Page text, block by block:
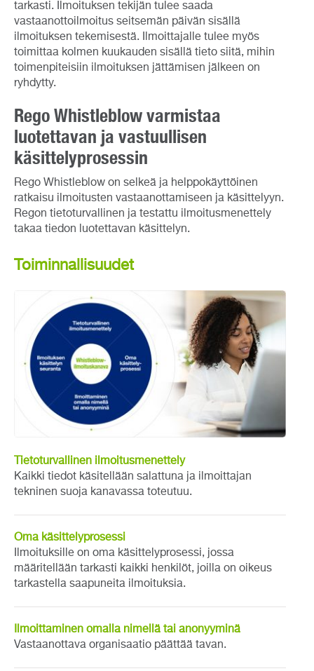
tarkasti. Ilmoituksen tekijän tulee saada
vastaanottoilmoitus seitsemän päivän sisällä
ilmoituksen tekemisestä. Ilmoittajalle tulee myös
toimittaa kolmen kuukauden sisällä tieto siitä, mihin
toimenpiteisiin ilmoituksen jättämisen jälkeen on
ryhdytty.
Rego Whistleblow varmistaa
luotettavan ja vastuullisen
käsittelyprosessin
Rego Whistleblow on selkeä ja helppokäyttöinen
ratkaisu ilmoitusten vastaanottamiseen ja käsittelyyn.
Regon tietoturvallinen ja testattu ilmoitusmenettely
takaa tiedon luotettavan käsittelyn.
Toiminnallisuudet
Tietoturvallinen ilmoitusmenettely
Kaikki tiedot käsitellään salattuna ja ilmoittajan
tekninen suoja kanavassa toteutuu.
Oma käsittelyprosessi
Ilmoituksille on oma käsittelyprosessi, jossa
määritellään tarkasti kaikki henkilöt, joilla on oikeus
tarkastella saapuneita ilmoituksia.
Ilmoittaminen omalla nimellä tai anonyyminä
Vastaanottava organisaatio päättää tavan.